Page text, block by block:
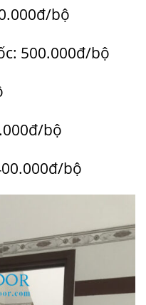
bộ
500.000đ/bộ
bộ
bộ